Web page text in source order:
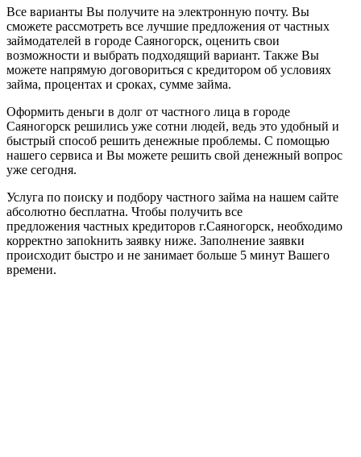
Все варианты Вы получите на электронную почту. Вы
сможете рассмотреть все лучшие предложения от частных
займодателей в городе Саяногорск, оценить свои
возможности и выбрать подходящий вариант. Также Вы
можете напрямую договориться с кредитором об условиях
займа, процентах и сроках, сумме займа.
Оформить деньги в долг от частного лица в городе
Саяногорск решились уже сотни людей, ведь это удобный и
быстрый способ решить денежные проблемы. С помощью
нашего сервиса и Вы можете решить свой денежный вопрос
уже сегодня.
Услуга по поиску и подбору частного займа на нашем сайте
абсолютно бесплатна. Чтобы получить все
предложения частных кредиторов г.Саяногорск, необходимо
корректно запоkнить заявку ниже. Заполнение заявки
происходит быстро и не занимает больше 5 минут Вашего
времени.